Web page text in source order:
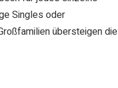
Singles oder
übersteigen die